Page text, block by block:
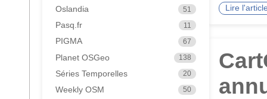
Oslandia 51
Pasq.fr 11
PIGMA 67
Planet OSGeo 138
Séries Temporelles 20
Weekly OSM 50
Lire